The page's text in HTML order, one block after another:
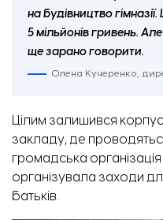
на будівництво
5 мільйонів гривень.
ще зарано говорити.
Олена Кучеренко,
Цілим залишився
закладу, де
громадська організація
організувала заходи
батьків.